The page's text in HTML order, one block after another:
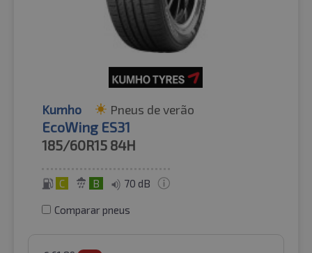
Kumho Pneus de verão
EcoWing ES31
185/60R15 84H
C B 70 dB
Comparar pneus